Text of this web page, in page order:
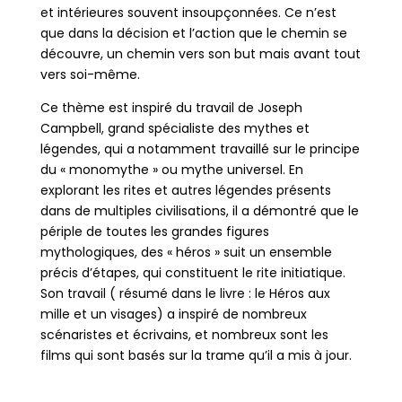
et intérieures souvent insoupçonnées. Ce n’est
que dans la décision et l’action que le chemin se
découvre, un chemin vers son but mais avant tout
vers soi-même.
Ce thème est inspiré du travail de Joseph
Campbell, grand spécialiste des mythes et
légendes, qui a notamment travaillé sur le principe
du « monomythe » ou mythe universel. En
explorant les rites et autres légendes présents
dans de multiples civilisations, il a démontré que le
périple de toutes les grandes figures
mythologiques, des « héros » suit un ensemble
précis d’étapes, qui constituent le rite initiatique.
Son travail ( résumé dans le livre : le Héros aux
mille et un visages) a inspiré de nombreux
scénaristes et écrivains, et nombreux sont les
films qui sont basés sur la trame qu’il a mis à jour.